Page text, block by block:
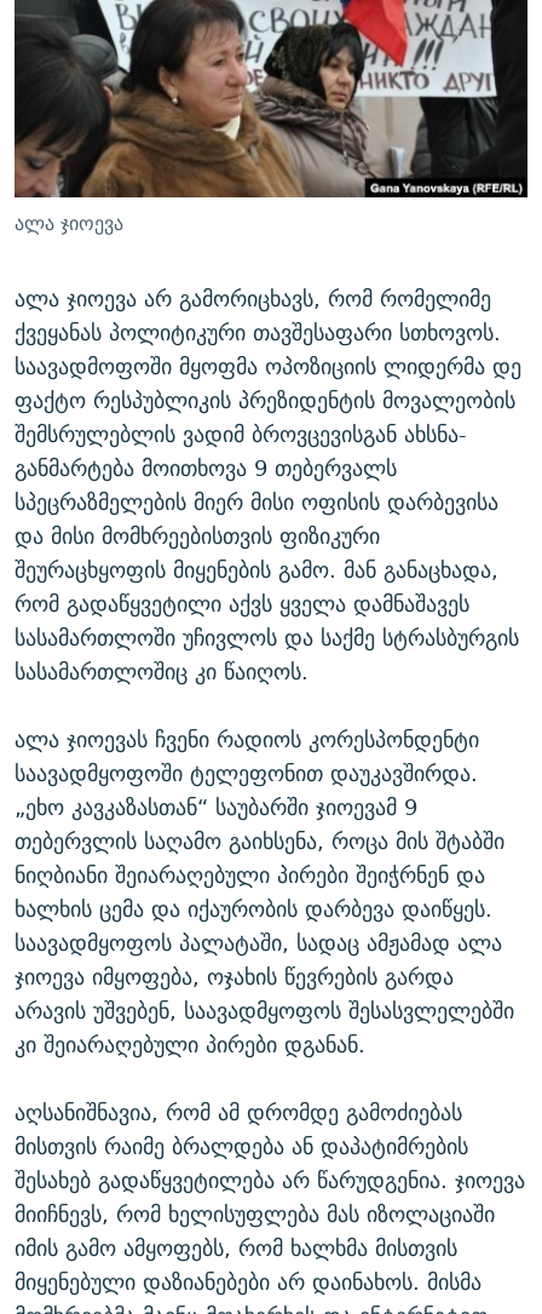
ᲛᲝᲚᲐᲞᲐᲠᲐᲙᲔ ᲢᲔᲥᲡᲢᲔᲑᲘ
ᲨᲘᲜ - ᲣᲪᲮᲝᲔᲗᲨᲘ
ᲚᲘᲢᲔᲠᲐᲢᲣᲠᲣᲚᲘ ᲬᲐᲮᲜᲐᲒᲔᲑᲘ
ᲐᲛᲔᲠᲘᲙᲣᲚᲘ ᲛᲝᲗᲮᲠᲝᲑᲐ
ᲘᲛᲞᲔᲠᲘᲐ ᲓᲐ ᲠᲐᲓᲘᲝ
ᲩᲔᲛᲘ ᲡᲘᲙᲕᲓᲘᲚᲘᲡ ᲛᲘᲖᲔᲖᲘᲐ COVID-19
11 ᲬᲔᲚᲘ - 11 ᲐᲛᲑᲐᲕᲘ
ᲡᲐᲞᲐᲠᲚᲐᲛᲔᲜᲢᲝ ᲐᲠᲩᲔᲕᲜᲔᲑᲘᲡ ᲘᲡᲢᲝᲠᲘᲐ
ᲑᲐᲕᲨᲕᲔᲑᲘ ᲞᲠᲝᲡᲢᲘᲢᲣᲪᲘᲐᲨᲘ - ᲐᲛᲝᲣᲗᲥᲛᲔᲚᲘ ᲐᲛᲑᲐᲕᲘ
5 ᲐᲛᲑᲐᲕᲘ - 20 ᲘᲕᲜᲘᲡᲡ ᲓᲐᲨᲐᲕᲔᲑᲣᲚᲔᲑᲘ
ᲐᲒᲕᲘᲡᲢᲝᲡ ᲝᲛᲘ
ПРИВЕТ ᲙᲣᲚᲢᲣᲠᲐ
ᲒᲐᲛᲝᲘᲬᲔᲠᲔ
რთე/რთ-ის ყველა საიტი
ალა ჯიოევა
ალა ჯიოევა არ გამორიცხავს, რომ რომელიმე
ქვეყანას პოლიტიკური თავშესაფარი სთხოვოს.
საავადმოფოში მყოფმა ოპოზიციის ლიდერმა დე
ფაქტო რესპუბლიკის პრეზიდენტის მოვალეობის
შემსრულებლის ვადიმ ბროვცევისგან ახსნა-
განმარტება მოითხოვა 9 თებერვალს
სპეცრაზმელების მიერ მისი ოფისის დარბევისა
და მისი მომხრეებისთვის ფიზიკური
შეურაცხყოფის მიყენების გამო. მან განაცხადა,
რომ გადაწყვეტილი აქვს ყველა დამნაშავეს
სასამართლოში უჩივლოს და საქმე სტრასბურგის
სასამართლოშიც კი წაიღოს.
ალა ჯიოევას ჩვენი რადიოს კორესპონდენტი
საავადმყოფოში ტელეფონით დაუკავშირდა.
„ეხო კავკაზასთან“ საუბარში ჯიოევამ 9
თებერვლის საღამო გაიხსენა, როცა მის შტაბში
ნიღბიანი შეიარაღებული პირები შეიჭრნენ და
ხალხის ცემა და იქაურობის დარბევა დაიწყეს.
საავადმყოფოს პალატაში, სადაც ამჟამად ალა
ჯიოევა იმყოფება, ოჯახის წევრების გარდა
არავის უშვებენ, საავადმყოფოს შესასვლელებში
კი შეიარაღებული პირები დგანან.
აღსანიშნავია, რომ ამ დრომდე გამოძიებას
მისთვის რაიმე ბრალდება ან დაპატიმრების
შესახებ გადაწყვეტილება არ წარუდგენია. ჯიოევა
მიიჩნევს, რომ ხელისუფლება მას იზოლაციაში
იმის გამო ამყოფებს, რომ ხალხმა მისთვის
მიყენებული დაზიანებები არ დაინახოს. მისმა